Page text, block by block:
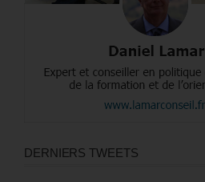
DERNIERS TWEETS